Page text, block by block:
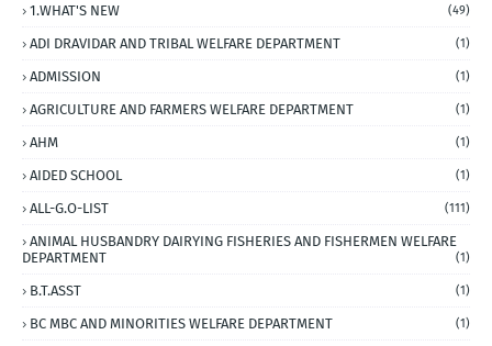
1.WHAT'S NEW (49)
ADI DRAVIDAR AND TRIBAL WELFARE DEPARTMENT (1)
ADMISSION (1)
AGRICULTURE AND FARMERS WELFARE DEPARTMENT (1)
AHM (1)
AIDED SCHOOL (1)
ALL-G.O-LIST (111)
ANIMAL HUSBANDRY DAIRYING FISHERIES AND FISHERMEN WELFARE
DEPARTMENT
(1)
B.T.ASST (1)
BC MBC AND MINORITIES WELFARE DEPARTMENT (1)